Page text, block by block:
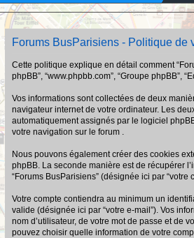
Forums BusParisiens - Politique de
Cette politique explique en détail comment
phpBB”, “www.phpbb.com”, “Groupe phpBB”,
Vos informations sont collectées de deux
navigateur internet de votre ordinateur. Les
automatiquement assignés par le logiciel
votre navigation sur le forum .
Nous pouvons également créer des cookies
phpBB. La seconde manière est de récupérer
“Forums BusParisiens” (désignée ici par
Votre compte contiendra au minimum un
valide (désignée ici par “votre e-mail”). Vos
nom d’utilisateur, de votre mot de passe et de
pouvez choisir quelle information de votre